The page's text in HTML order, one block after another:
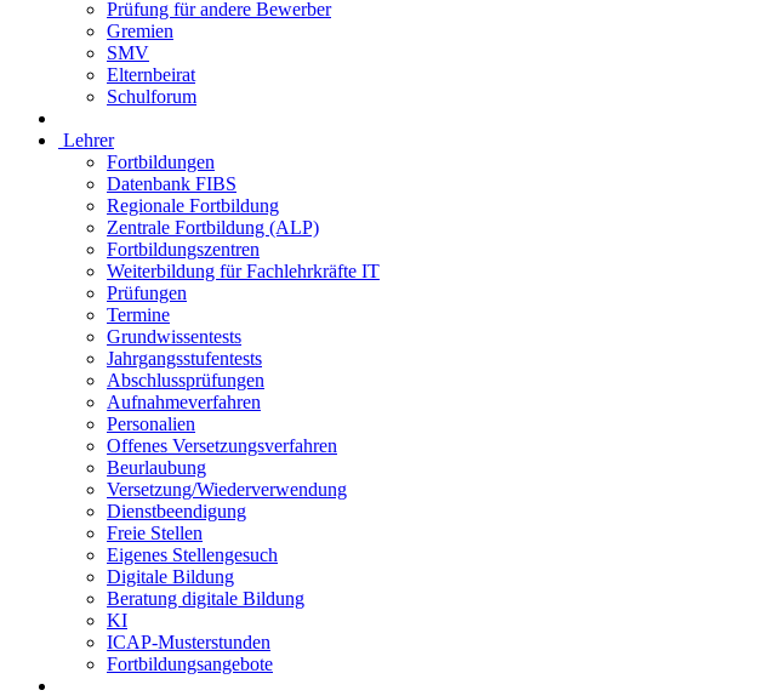
Prüfung für andere Bewerber
Gremien
SMV
Elternbeirat
Schulforum
Lehrer
Fortbildungen
Datenbank FIBS
Regionale Fortbildung
Zentrale Fortbildung (ALP)
Fortbildungszentren
Weiterbildung für Fachlehrkräfte IT
Prüfungen
Termine
Grundwissentests
Jahrgangsstufentests
Abschlussprüfungen
Aufnahmeverfahren
Personalien
Offenes Versetzungsverfahren
Beurlaubung
Versetzung/Wiederverwendung
Dienstbeendigung
Freie Stellen
Eigenes Stellengesuch
Digitale Bildung
Beratung digitale Bildung
KI
ICAP-Musterstunden
Fortbildungsangebote